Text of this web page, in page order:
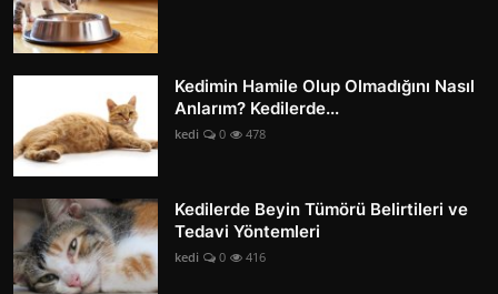
Kedimin Hamile Olup Olmadığını Nasıl
Anlarım? Kedilerde...
kedi 0 478
Kedilerde Beyin Tümörü Belirtileri ve
Tedavi Yöntemleri
kedi 0 416